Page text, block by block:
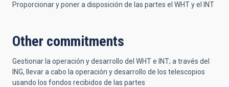
Proporcionar y poner a disposición de las partes el WHT y el INT
Other commitments
Gestionar la operación y desarrollo del WHT e INT; a través del
ING, llevar a cabo la operación y desarrollo de los telescopios
usando los fondos recibidos de las partes